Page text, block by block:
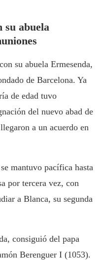
su abuela
su abuela Ermesenda,
de Barcelona. Ya
de edad tuvo
del nuevo abad de
a un acuerdo en
mantuvo pacífica hasta
por tercera vez, con
a Blanca, su segunda
consiguió del papa
Berenguer I (1053).